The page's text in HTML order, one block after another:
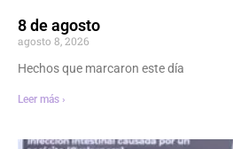
8 de agosto
agosto 8, 2026
Hechos que marcaron este día
Leer más ›